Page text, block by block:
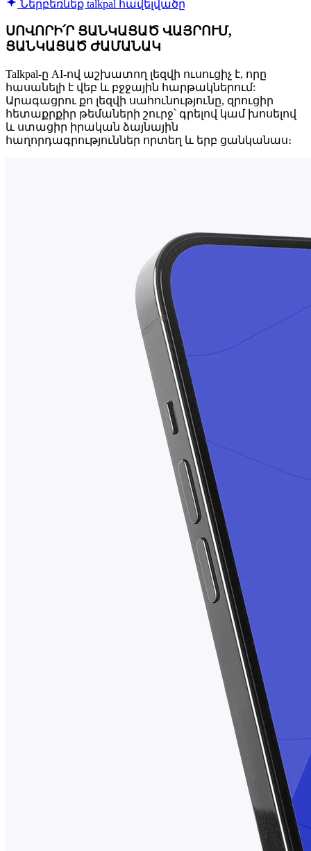
Ներբեռնեք talkpal հավելվածը
ՍՈՎՈՐԻ՛Ր ՑԱՆԿԱՑԱԾ ՎԱՅՐՈՒՄ,
ՑԱՆԿԱՑԱԾ ԺԱՄԱՆԱԿ
Talkpal-ը AI-ով աշխատող լեզվի ուսուցիչ է, որը
հասանելի է վեբ և բջջային հարթակներում:
Արագացրու քո լեզվի սահունությունը, զրուցիր
հետաքրքիր թեմաների շուրջ՝ գրելով կամ խոսելով
և ստացիր իրական ձայնային
հաղորդագրություններ որտեղ և երբ ցանկանաս։